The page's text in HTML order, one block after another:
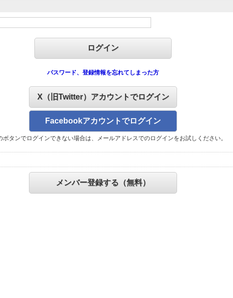
パスワード、登録情報を忘れてしまった方
X（旧Twitter）アカウントでログイン
Facebookアカウントでログイン
タンでログインできない場合は、メールアドレスでのログインをお試しください。
メンバー登録する（無料）